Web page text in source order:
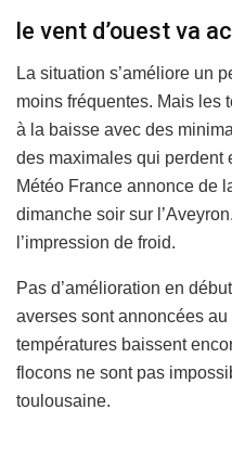
le vent d’ouest va
La situation s’améliore un
moins fréquentes. Mais les
à la baisse avec des
des maximales qui perdent
Météo France annonce de
dimanche soir sur
l’impression de froid.
Pas d’amélioration en
averses sont annoncées
températures baissent
flocons ne sont pas
toulousaine.